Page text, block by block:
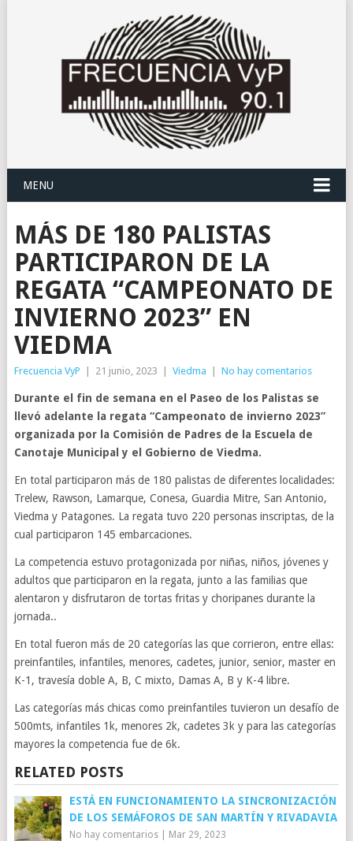
MENU
MÁS DE 180 PALISTAS
PARTICIPARON DE LA
REGATA “CAMPEONATO DE
INVIERNO 2023” EN
VIEDMA
Frecuencia VyP 21 junio, 2023 Viedma No hay comentarios
Durante el fin de semana en el Paseo de los Palistas se
llevó adelante la regata “Campeonato de invierno 2023”
organizada por la Comisión de Padres de la Escuela de
Canotaje Municipal y el Gobierno de Viedma.
En total participaron más de 180 palistas de diferentes localidades:
Trelew, Rawson, Lamarque, Conesa, Guardia Mitre, San Antonio,
Viedma y Patagones. La regata tuvo 220 personas inscriptas, de la
cual participaron 145 embarcaciones.
La competencia estuvo protagonizada por niñas, niños, jóvenes y
adultos que participaron en la regata, junto a las familias que
alentaron y disfrutaron de tortas fritas y choripanes durante la
jornada..
En total fueron más de 20 categorías las que corrieron, entre ellas:
preinfantiles, infantiles, menores, cadetes, junior, senior, master en
K-1, travesía doble A, B, C mixto, Damas A, B y K-4 libre.
Las categorías más chicas como preinfantiles tuvieron un desafío de
500mts, infantiles 1k, menores 2k, cadetes 3k y para las categorías
mayores la competencia fue de 6k.
RELATED POSTS
ESTÁ EN FUNCIONAMIENTO LA SINCRONIZACIÓN
DE LOS SEMÁFOROS DE SAN MARTÍN Y RIVADAVIA
No hay comentarios| Mar 29, 2023